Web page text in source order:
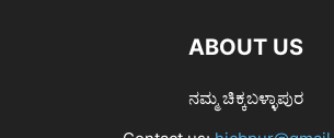
ABOUT US
ನಮ್ಮ ಚಿಕ್ಕಬಳ್ಳಾಪುರ